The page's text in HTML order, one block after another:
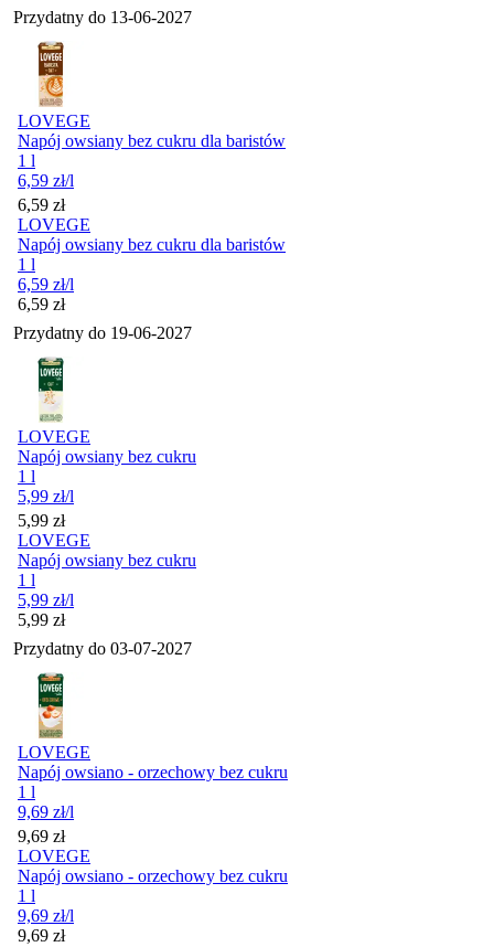
Przydatny do 13-06-2027
LOVEGE
Napój owsiany bez cukru dla baristów
1 l
6,59 zł/l
Cena
6,59 zł
LOVEGE
Napój owsiany bez cukru dla baristów
1 l
6,59 zł/l
Cena
6,59 zł
Przydatny do 19-06-2027
LOVEGE
Napój owsiany bez cukru
1 l
5,99 zł/l
Cena
5,99 zł
LOVEGE
Napój owsiany bez cukru
1 l
5,99 zł/l
Cena
5,99 zł
Przydatny do 03-07-2027
LOVEGE
Napój owsiano - orzechowy bez cukru
1 l
9,69 zł/l
Cena
9,69 zł
LOVEGE
Napój owsiano - orzechowy bez cukru
1 l
9,69 zł/l
Cena
9,69 zł